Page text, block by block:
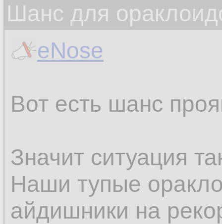
Шанс для
eNose
Вот есть шанс
Значит ситуация
Наши тупые
айдишники на